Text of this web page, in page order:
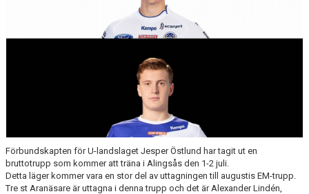
Förbundskapten för U-landslaget Jesper Östlund har tagit ut en
bruttotrupp som kommer att träna i Alingsås den 1-2 juli.
Detta läger kommer vara en stor del av uttagningen till augustis EM-trupp.
Tre st Aranäsare är uttagna i denna trupp och det är Alexander Lindén,